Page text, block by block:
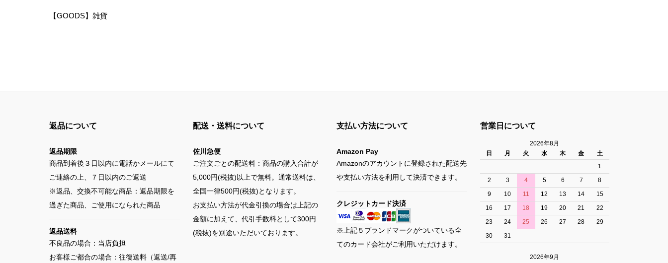
【GOODS】雑貨
返品について
返品期限
商品到着後３日以内に電話かメールにて
ご連絡の上、７日以内のご返送
※返品、交換不可能な商品：返品期限を
過ぎた商品、ご使用になられた商品
返品送料
不良品の場合：当店負担
お客様ご都合の場合：往復送料（返送/再
配送・送料について
佐川急便
ご注文ごとの配送料：商品の購入合計が
5,000円(税抜)以上で無料。通常送料は、
全国一律500円(税抜)となります。
お支払い方法が代金引換の場合は上記の
金額に加えて、代引手数料として300円
(税抜)を別途いただいております。
支払い方法について
Amazon Pay
Amazonのアカウントに登録された配送先
や支払い方法を利用して決済できます。
クレジットカード決済
※上記５ブランドマークがついている全
てのカード会社がご利用いただけます。
営業日について
2026年8月
日
月 火 水 木 金
土
1
2
3 4 5 6 7
8
9
10 11 12 13 14
15
16
17 18 19 20 21
22
23
24 25 26 27 28
29
30
31
2026年9月